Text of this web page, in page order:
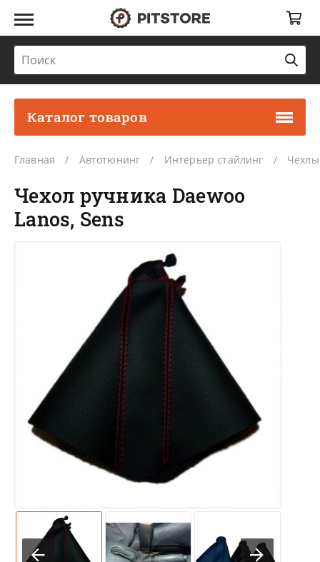
Каталог товаров
Главная Автотюнинг Интерьер стайлинг
Чехол ручника Daewoo
Lanos, Sens